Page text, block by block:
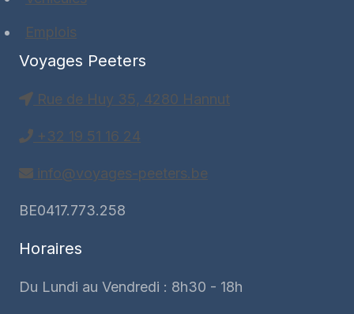
Emplois
Voyages Peeters
Rue de Huy 35, 4280 Hannut
+32 19 51 16 24
info@voyages-peeters.be
BE0417.773.258
Horaires
Du Lundi au Vendredi : 8h30 - 18h